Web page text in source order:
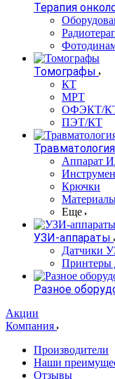
Терапия
Томографы
КТ
МРТ
ОФЭКТ/
ПЭТ/КТ
Аппарат
Крючки
Еще
УЗИ-аппараты
Датчики
Принтеры
Разное
Акции
Компания
Производители
Наши
Отзывы